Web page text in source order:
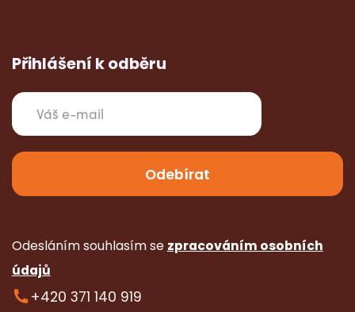
Přihlášení k odběru
Odesláním souhlasím se zpracováním osobních
údajů
+420 371 140 919